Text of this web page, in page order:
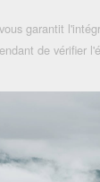
garantit
de vérifier